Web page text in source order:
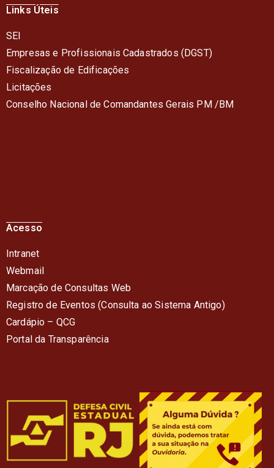
Links Úteis
SEI
Empresas e Profissionais Cadastrados (DGST)
Fiscalização de Edificações
Licitações
Conselho Nacional de Comandantes Gerais PM /BM
Acesso
Intranet
Webmail
Marcação de Consultas Web
Registro de Eventos (Consulta ao Sistema Antigo)
Cardápio – QCG
Portal da Transparência